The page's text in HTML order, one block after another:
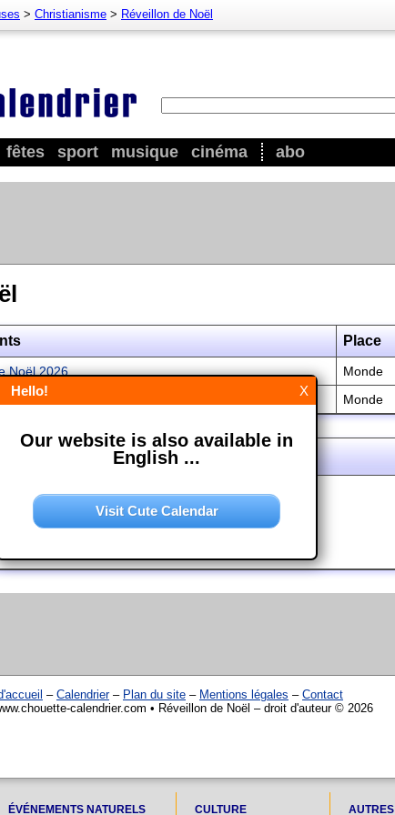
fêtes sport musique cinéma abo
> Christianisme > Réveillon de Noël
Place
Noël 2026
Monde
Noël 2027 Monde
langues
Eve
– Calendrier– Plan du site – Mentions légales – Contact
calendrier.com • Réveillon de Noël – droit d'auteur © 2026
ÉVÉNEMENTS NATURELS CULTURE AUTRES
X
Hello!
Our website is also available in
English ...
Visit Cute Calendar